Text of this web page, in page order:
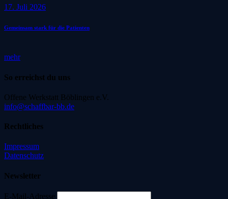
17. Juli 2026
Gemeinsam stark für die Patienten
mehr
So erreichst du uns
Offene Werkstatt Böblingen e.V.
info@schaffbar-bb.de
Rechtliches
Impressum
Datenschutz
Newsletter
E-Mail-Adresse